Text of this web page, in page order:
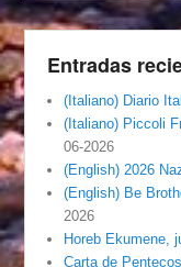
Entradas
(Italiano) Diario
(Italiano) Piccoli
06-2026
(English) 2026
(English) Be
2026
Horeb Ekumene,
Carta de